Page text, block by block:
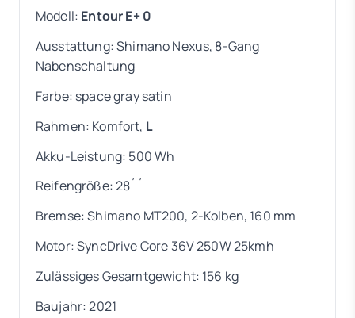
Modell: Entour E+ 0
Ausstattung: Shimano Nexus, 8-Gang
Nabenschaltung
Farbe: space gray satin
Rahmen: Komfort, L
Akku-Leistung: 500 Wh
Reifengröße: 28´´
Bremse: Shimano MT200, 2-Kolben, 160 mm
Motor: SyncDrive Core 36V 250W 25kmh
Zulässiges Gesamtgewicht: 156 kg
Baujahr: 2021